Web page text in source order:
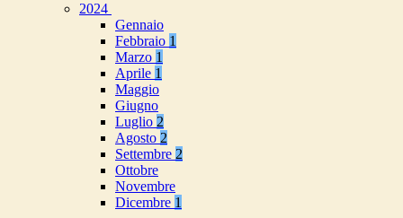
2024
Gennaio
Febbraio 1
Marzo 1
Aprile 1
Maggio
Giugno
Luglio 2
Agosto 2
Settembre 2
Ottobre
Novembre
Dicembre 1